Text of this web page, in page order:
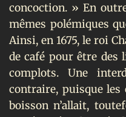
concoction. » En
mêmes polémiques
Ainsi, en 1675, le roi
de café pour être des
complots. Une
contraire, puisque
boisson n’allait,